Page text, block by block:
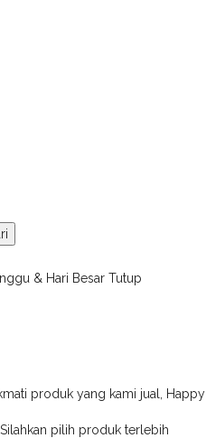
& Hari Besar Tutup
produk yang kami jual, Happy
Silahkan pilih produk terlebih